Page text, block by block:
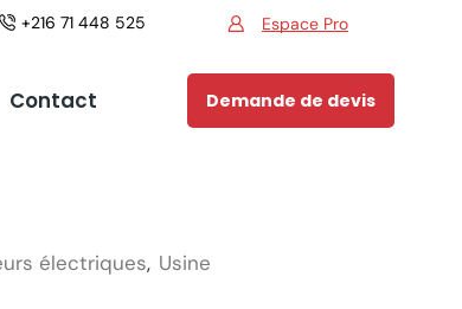
+216 71 448 525
Espace Pro Espace Pro
Contact Demande de devis
électriques, Usine